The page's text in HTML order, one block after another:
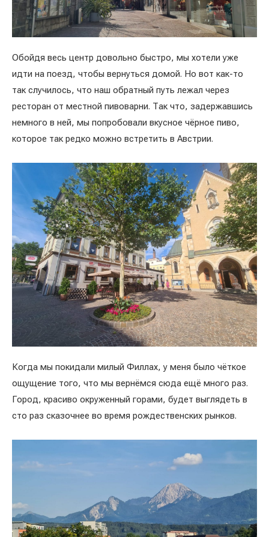
Обойдя весь центр довольно быстро, мы хотели уже
идти на поезд, чтобы вернуться домой. Но вот как-то
так случилось, что наш обратный путь лежал через
ресторан от местной пивоварни. Так что, задержавшись
немного в ней, мы попробовали вкусное чёрное пиво,
которое так редко можно встретить в Австрии.
Когда мы покидали милый Филлах, у меня было чёткое
ощущение того, что мы вернёмся сюда ещё много раз.
Город, красиво окруженный горами, будет выглядеть в
сто раз сказочнее во время рождественских рынков.